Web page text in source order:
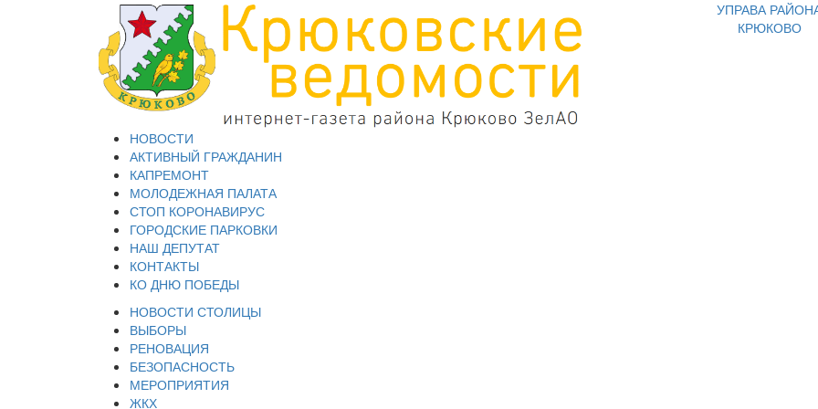
УПРАВА
КРЮКОВО
НОВОСТИ
АКТИВНЫЙ ГРАЖДАНИН
КАПРЕМОНТ
МОЛОДЕЖНАЯ ПАЛАТА
СТОП КОРОНАВИРУС
ГОРОДСКИЕ ПАРКОВКИ
НАШ ДЕПУТАТ
КОНТАКТЫ
КО ДНЮ ПОБЕДЫ
НОВОСТИ СТОЛИЦЫ
ВЫБОРЫ
РЕНОВАЦИЯ
БЕЗОПАСНОСТЬ
МЕРОПРИЯТИЯ
ЖКХ